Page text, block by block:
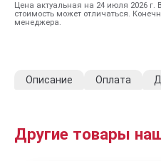
Цена актуальная на 24 июля 2026 г.
стоимость может отличаться.
менеджера.
Описание Оплата
Другие товары